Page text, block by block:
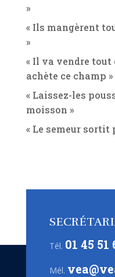
»
« Ils mangèrent
»
« Il va vendre tout
achète ce champ »
« Laissez-les
moisson »
« Le semeur sortit
Tél. 01 45 51
Mél.